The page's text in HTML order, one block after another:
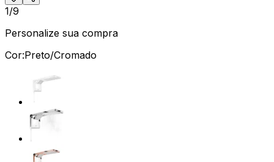
1/9
Personalize sua compra
Cor:Preto/Cromado